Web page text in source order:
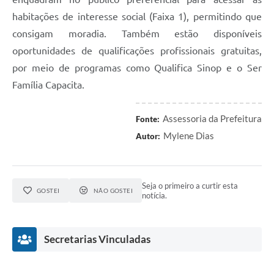
habitações de interesse social (Faixa 1), permitindo que
consigam moradia. Também estão disponíveis
oportunidades de qualificações profissionais gratuitas,
por meio de programas como Qualifica Sinop e o Ser
Família Capacita.
Fonte: Assessoria da Prefeitura
Autor: Mylene Dias
GOSTEI NÃO GOSTEI
Seja o primeiro a curtir esta
notícia.
Secretarias Vinculadas